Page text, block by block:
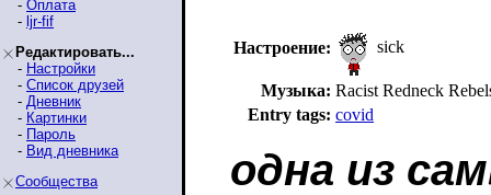
- Оплата
- ljr-fif
Редактировать...
- Настройки
- Список друзей
- Дневник
- Картинки
- Пароль
- Вид дневника
Сообщества
Настроение: sick
Музыка: Racist Redneck
Entry tags: covid
одна из